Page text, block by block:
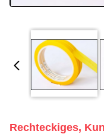
Rechteckiges,